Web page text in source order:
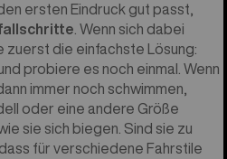
ersten Eindruck gut passt,
. Wenn sich dabei
zuerst die einfachste Lösung:
probiere es noch einmal. Wenn
immer noch schwimmen,
oder eine andere Größe
sie sich biegen. Sind sie zu
für verschiedene Fahrstile